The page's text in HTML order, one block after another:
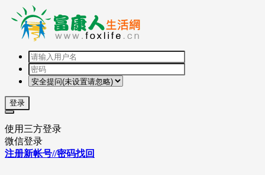
登录
使用三方登录
微信登录
注册新帐号//密码找回